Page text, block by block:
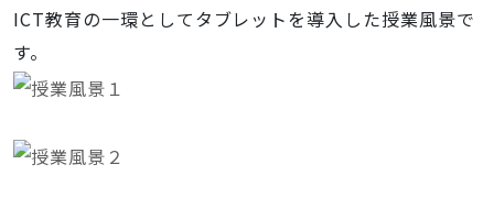
ICT教育の一環としてタブレットを導入した授業風景で
す。